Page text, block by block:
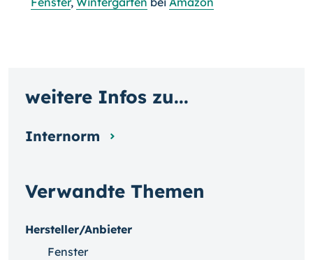
Verwandte Themen
Hersteller/Anbieter
Fenster
weitere Infos zu...
Internorm